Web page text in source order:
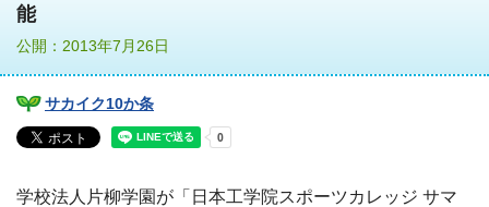
能
公開：2013年7月26日
サカイク10か条
学校法人片柳学園が「日本工学院スポーツカレッジ サマ